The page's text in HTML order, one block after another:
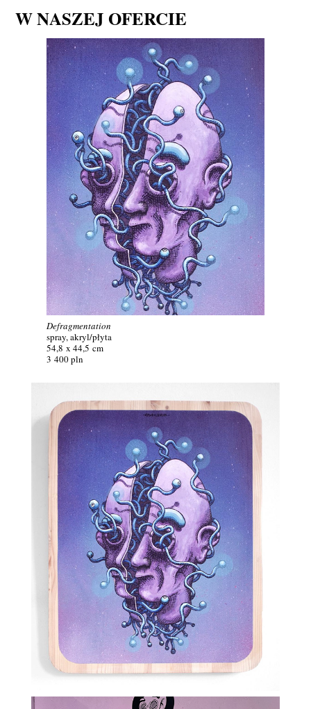
W NASZEJ OFERCIE
Defragmentation
spray, akryl/płyta
54,8 x 44,5 cm
3 400 pln